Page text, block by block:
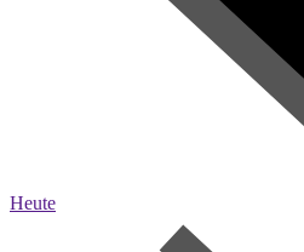
Heute